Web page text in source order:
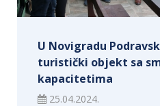
U Novigradu
turistički objekt sa
kapacitetima
25.04.2024.